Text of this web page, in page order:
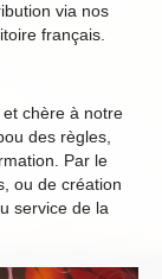
via nos
français.
chère à notre
des règles,
Par le
ou de création
service de la